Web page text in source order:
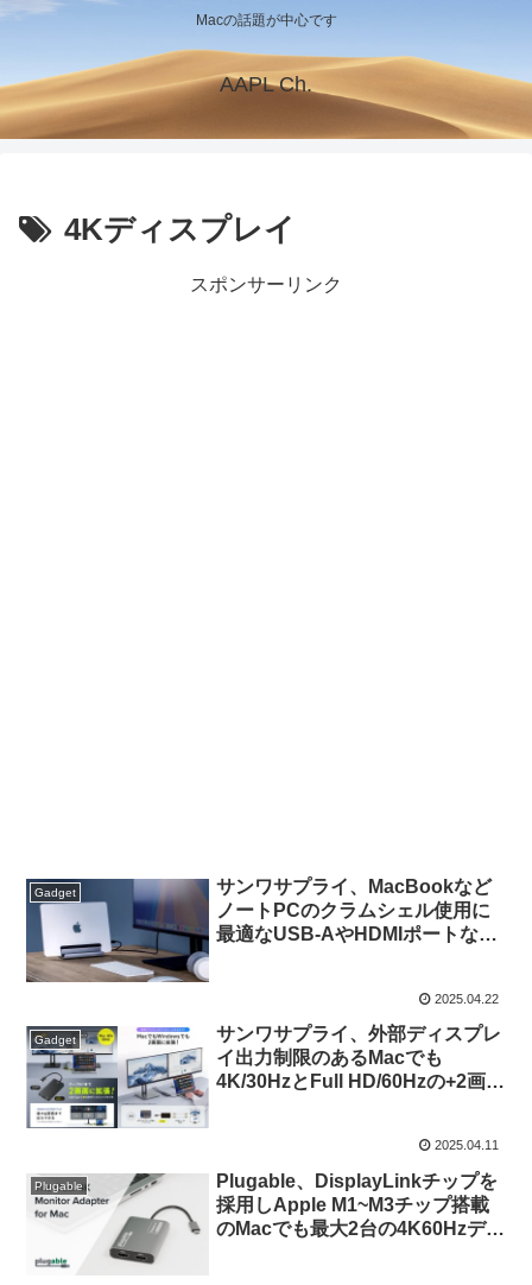
Macの話題が中心です
AAPL Ch.
4Kディスプレイ
スポンサーリンク
Gadget
サンワサプライ、MacBookなど
ノートPCのクラムシェル使用に
最適なUSB-AやHDMIポートなど
テーション「400-VGA029」を発
売。
2025.04.22
Gadget
サンワサプライ、外部ディスプレ
イ出力制限のあるMacでも
4K/30HzとFull HD/60Hzの+2画面
2025.04.11
Plugable
Plugable、DisplayLinkチップを
採用しApple M1~M3チップ搭載
のMacでも最大2台の4K60Hzディ